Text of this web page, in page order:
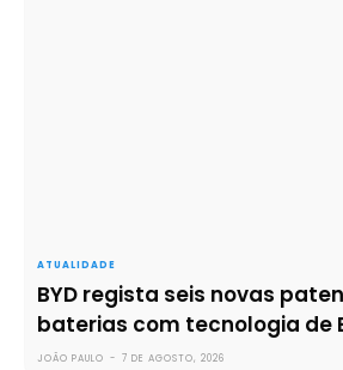
ATUALIDADE
BYD regista seis novas
baterias com tecnologia de
JOÃO PAULO - 7 DE AGOSTO, 2026